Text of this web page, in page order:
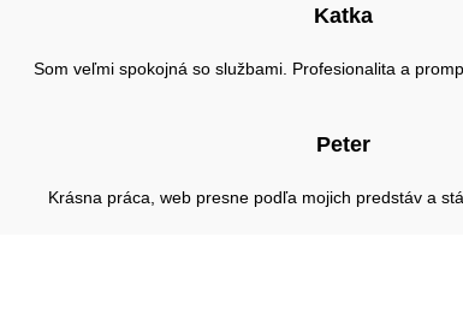
Katka
Som veľmi spokojná so službami. Profesionalita a
Peter
Krásna práca, web presne podľa mojich predstáv a